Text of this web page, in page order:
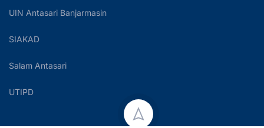
UIN Antasari Banjarmasin
SIAKAD
Salam Antasari
UTIPD